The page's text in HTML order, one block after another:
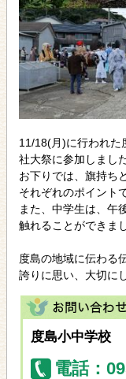
11/18(月)に行われた
社大祭に参加しました
お下りでは、旗持ち
それぞれのポイント
また、中学生は、午
触れることができま
度島の地域に伝わる
誇りに思い、大切に
度島小中学校
電話：